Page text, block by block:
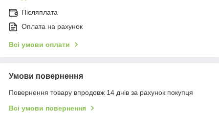
Післяплата
Оплата на рахунок
Всі умови оплати
Умови повернення
Повернення товару впродовж 14 днів за рахунок покупця
Всі умови повернення